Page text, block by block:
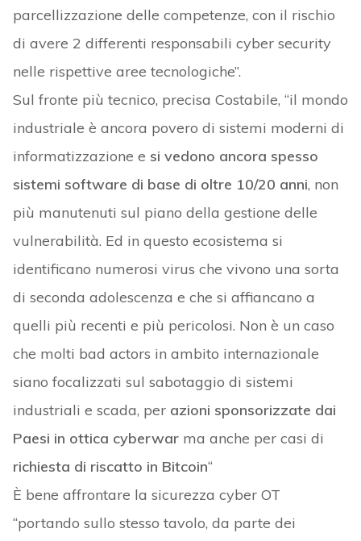
parcellizzazione delle competenze, con il rischio
di avere 2 differenti responsabili cyber security
nelle rispettive aree tecnologiche”.
Sul fronte più tecnico, precisa Costabile, “il mondo
industriale è ancora povero di sistemi moderni di
informatizzazione e si vedono ancora spesso
sistemi software di base di oltre 10/20 anni, non
più manutenuti sul piano della gestione delle
vulnerabilità. Ed in questo ecosistema si
identificano numerosi virus che vivono una sorta
di seconda adolescenza e che si affiancano a
quelli più recenti e più pericolosi. Non è un caso
che molti bad actors in ambito internazionale
siano focalizzati sul sabotaggio di sistemi
industriali e scada, per azioni sponsorizzate dai
Paesi in ottica cyberwarma anche per casi di
richiesta di riscatto in Bitcoin“
È bene affrontare la sicurezza cyber OT
“portando sullo stesso tavolo, da parte dei